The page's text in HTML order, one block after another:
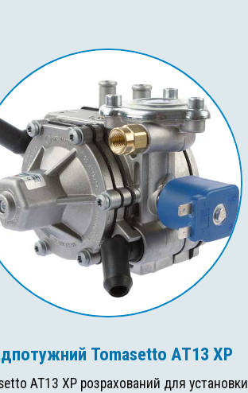
Tomasetto AT13 XP
AT13 XP розрахований для установки